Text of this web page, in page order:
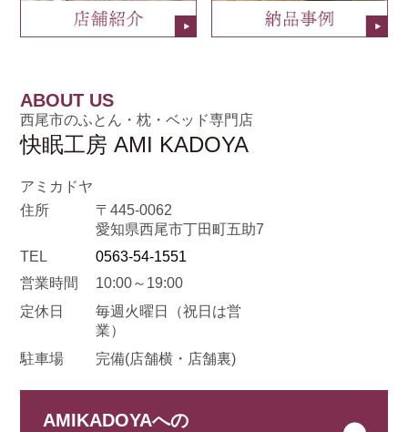
ABOUT US
西尾市のふとん・枕・ベッド専門店
快眠工房 AMI KADOYA
アミカドヤ
住所
〒445-0062
愛知県西尾市丁田町五助7
TEL
0563-54-1551
営業時間
10:00～19:00
定休日
毎週火曜日
（祝日は営
業）
駐車場
完備(店舗横・店舗裏)
AMIKADOYAへの